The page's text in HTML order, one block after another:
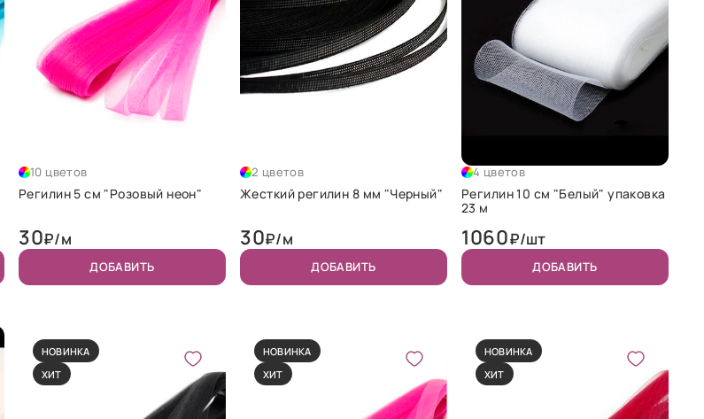
10 цветов
Регилин 5 см "Розовый неон"
30₽/м
ДОБАВИТЬ
2 цветов
Жесткий регилин 8 мм "Черный"
30₽/м
ДОБАВИТЬ
4 цветов
Регилин 10 см "Белый" упаковка
23 м
1060₽/шт
ДОБАВИТЬ
НОВИНКА
ХИТ
НОВИНКА
ХИТ
НОВИНКА
ХИТ